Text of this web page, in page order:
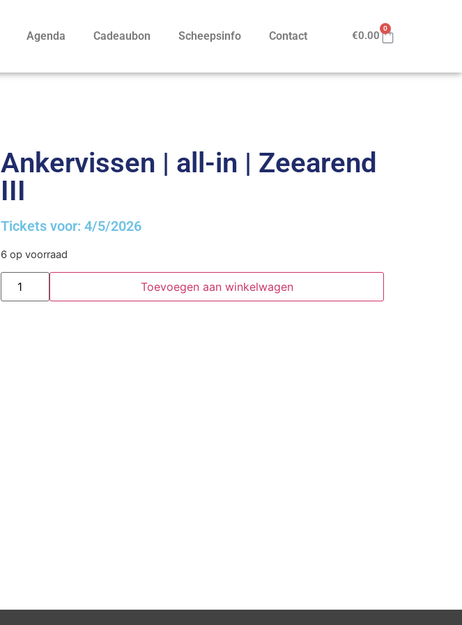
Agenda Cadeaubon Scheepsinfo Contact €0.00
0
Ankervissen | all-in | Zeearend
III
Tickets voor: 4/5/2026
6 op voorraad
Toevoegen aan winkelwagen